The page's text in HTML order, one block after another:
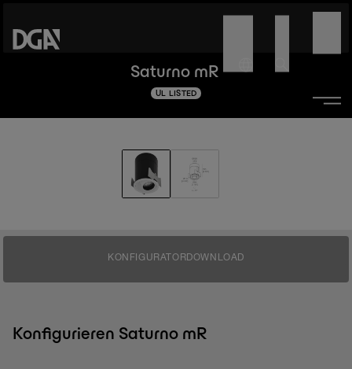
Saturno mR
UL LISTED
KONFIGURATORDOWNLOAD
Konfigurieren Saturno mR